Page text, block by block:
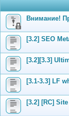
Внимание!
[3.2] SEO
[3.2][3.3]
[3.1-3.3] LF
[3.2] [RC]